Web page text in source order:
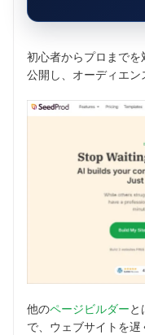
初心者からプロまで
公開し、オーディエン
他のページビルダーと
で、ウェブサイトを